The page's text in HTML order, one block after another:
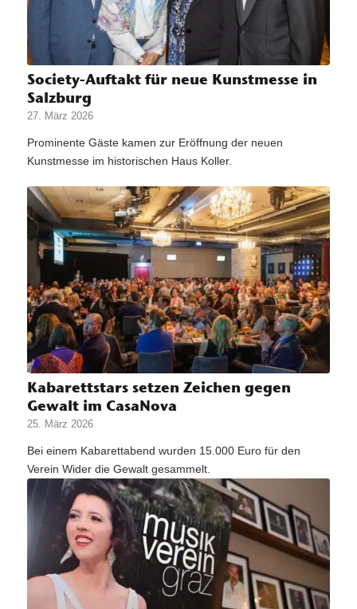
Society-Auftakt für neue Kunstmesse in
Salzburg
27. März 2026
Prominente Gäste kamen zur Eröffnung der neuen
Kunstmesse im historischen Haus Koller.
Kabarettstars setzen Zeichen gegen
Gewalt im CasaNova
25. März 2026
Bei einem Kabarettabend wurden 15.000 Euro für den
Verein Wider die Gewalt gesammelt.